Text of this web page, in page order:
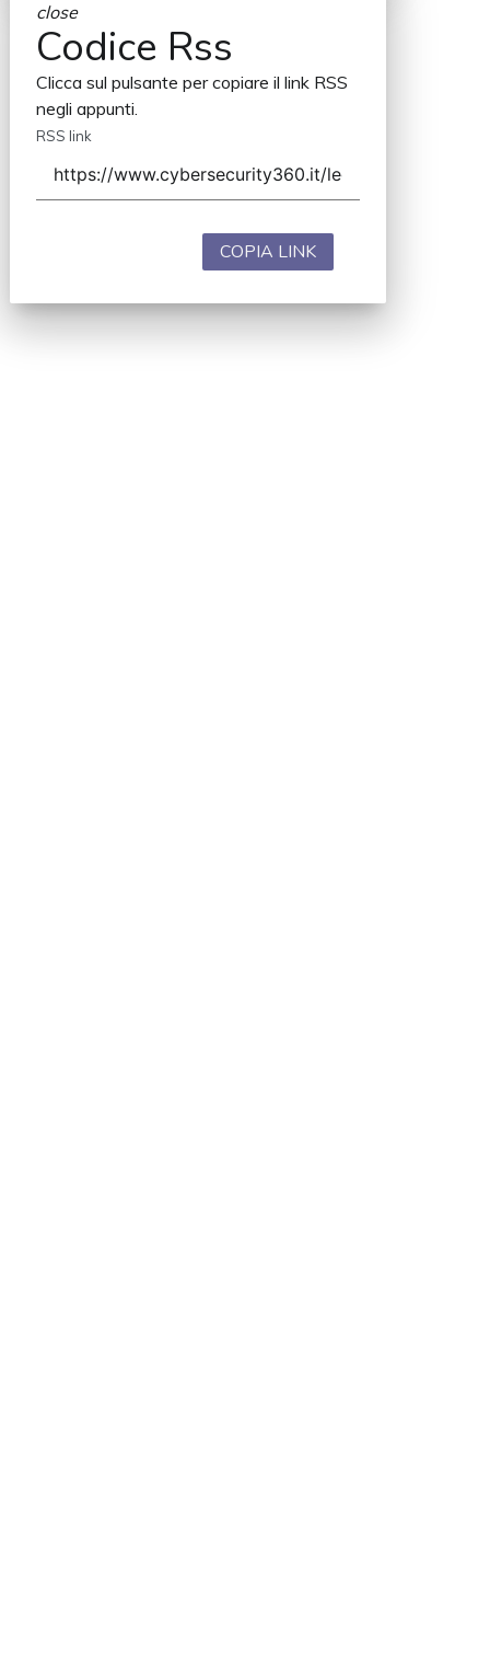
close
Codice Rss
Clicca sul pulsante per copiare il link RSS
negli appunti.
RSS link
COPIA LINK